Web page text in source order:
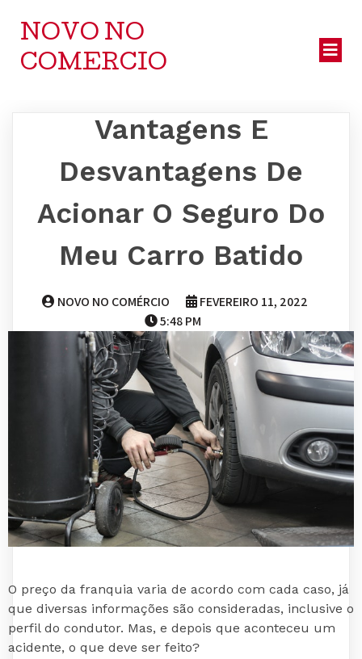
NOVO NO
COMERCIO
Vantagens E
Desvantagens De
Acionar O Seguro Do
Meu Carro Batido
NOVO NO COMÉRCIO
FEVEREIRO 11, 2022
5:48 PM
O preço da franquia varia de acordo com cada caso, já
que diversas informações são consideradas, inclusive o
perfil do condutor. Mas, e depois que aconteceu um
acidente, o que deve ser feito?